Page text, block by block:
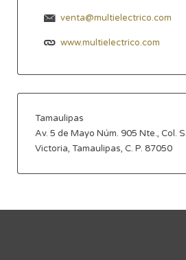
venta@multielectrico.com
www.multielectrico.com
Tamaulipas
Av. 5 de Mayo Núm. 905 Nte., Col.
Victoria, Tamaulipas, C. P. 87050